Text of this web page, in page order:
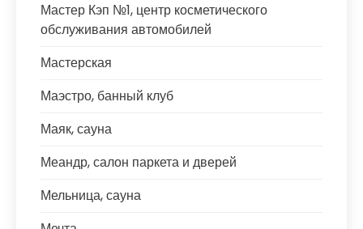
Мастер Кэп №1, центр косметического
обслуживания автомобилей
Мастерская
Маэстро, банный клуб
Маяк, сауна
Меандр, салон паркета и дверей
Мельница, сауна